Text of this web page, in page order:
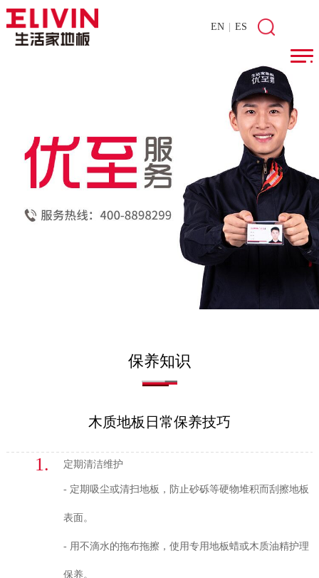
EN ES
保养知识
木质地板日常保养技巧
1. 定期清洁维护
- 定期吸尘或清扫地板，防止砂砾等硬物堆积而刮擦地板
表面。
- 用不滴水的拖布拖擦，使用专用地板蜡或木质油精护理
保养。